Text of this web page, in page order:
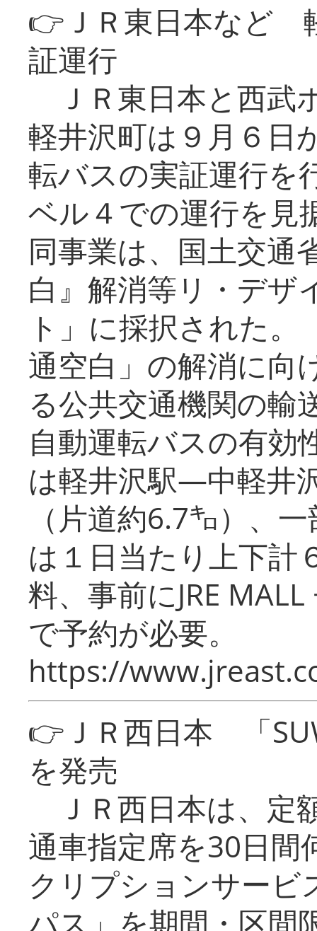
👉ＪＲ東日本など
証運行
ＪＲ東日本と西武
軽井沢町は９月６日
転バスの実証運行を
ベル４での運行を見
同事業は、国土交通
白』解消等リ・デザ
ト」に採択された
通空白」の解消に向
る公共交通機関の輸
自動運転バスの有効
は軽井沢駅―中軽井
（片道約6.7㌔）、
は１日当たり上下計
料、事前にJRE
で予約が必要。
https://
👉ＪＲ西日本 「
を発売
ＪＲ西日本は、定
通車指定席を30日間
クリプションサービ
パス」を期間・区間